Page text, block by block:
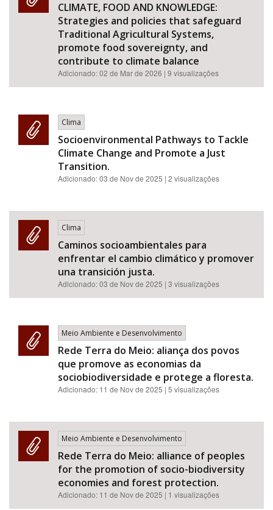
CLIMATE, FOOD AND KNOWLEDGE:
Strategies and policies that safeguard
Traditional Agricultural Systems,
promote food sovereignty, and
contribute to climate balance
Adicionado:02 de Mar de 2026 | 9 visualizações
Clima
Socioenvironmental Pathways to Tackle
Climate Change and Promote a Just
Transition.
Adicionado:03 de Nov de 2025 | 2 visualizações
Clima
Caminos socioambientales para
enfrentar el cambio climático y promover
una transición justa.
Adicionado:03 de Nov de 2025 | 3 visualizações
Meio Ambiente e Desenvolvimento
Rede Terra do Meio: aliança dos povos
que promove as economias da
sociobiodiversidade e protege a floresta.
Adicionado: 11 de Nov de 2025 | 5 visualizações
Meio Ambiente e Desenvolvimento
Rede Terra do Meio: alliance of peoples
for the promotion of socio-biodiversity
economies and forest protection.
Adicionado: 11 de Nov de 2025 | 1 visualizações